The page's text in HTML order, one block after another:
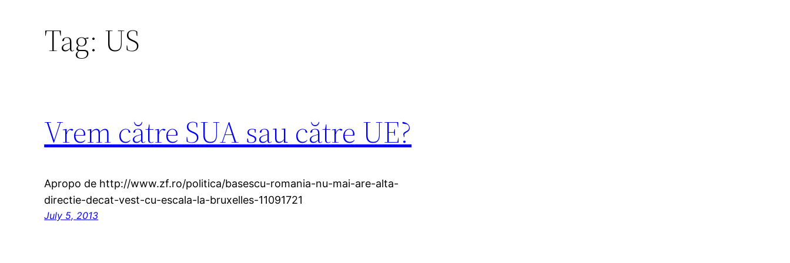
Tag: US
Vrem către SUA sau către UE?
Apropo de http://www.zf.ro/politica/basescu-romania-nu-mai-are-alta-
directie-decat-vest-cu-escala-la-bruxelles-11091721
July 5, 2013